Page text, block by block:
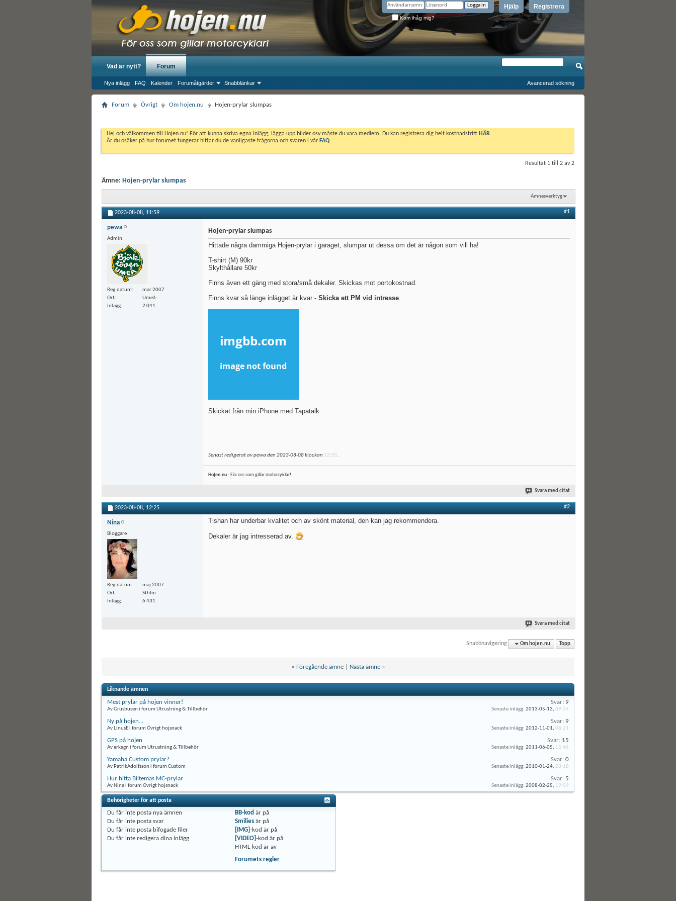
Registrera
Hjälp
Kom ihåg mig?
Vad är nytt? Forum
Nya inlägg FAQ Kalender Forumåtgärder Snabblänkar Avancerad sökning
Forum Övrigt Om hojen.nu Hojen-prylar slumpas
Hej och välkommen till Hojen.nu! För att kunna skriva egna inlägg, lägga upp bilder osv måste du vara medlem. Du kan registrera dig helt kostnadsfritt HÄR.
Är du osäker på hur forumet fungerar hittar du de vanligaste frågorna och svaren i vår FAQ
Resultat 1 till 2 av 2
Ämne: Hojen-prylar slumpas
Ämnesverktyg
2023-08-08, 11:59 #1
pewa
Admin
Reg.datum
mar 2007
Ort
Umeå
Inlägg
2 041
Hojen-prylar slumpas
Hittade några dammiga Hojen-prylar i garaget, slumpar ut dessa om det är någon som vill ha!
T-shirt (M) 90kr
Skylthållare 50kr
Finns även ett gäng med stora/små dekaler. Skickas mot portokostnad.
Finns kvar så länge inlägget är kvar - Skicka ett PM vid intresse.
Skickat från min iPhone med Tapatalk
Senast redigerat av pewa den 2023-08-08 klockan 12:05.
Hojen.nu- För oss som gillar motorcyklar!
Svara med citat
2023-08-08, 12:25 #2
Nina
Bloggare
Reg.datum
maj 2007
Ort
Sthlm
Inlägg
6 431
Tishan har underbar kvalitet och av skönt material, den kan jag rekommendera.
Dekaler är jag intresserad av.
Svara med citat
Snabbnavigering Om hojen.nu Topp
« Föregående ämne| Nästa ämne »
Liknande ämnen
Mest prylar på hojen vinner!
Av Grusbusen i forum Utrustning & Tillbehör
Svar: 9
Senaste inlägg: 2013-05-13, 09:24
Ny på hojen...
Av LinusE i forum Övrigt hojsnack
Svar: 9
Senaste inlägg: 2012-11-01, 08:21
GPS på hojen
Av erkagn i forum Utrustning & Tillbehör
Svar: 15
Senaste inlägg: 2011-06-05, 15:46
Yamaha Custom prylar?
Av PatrikAdolfsson i forum Custom
Svar: 0
Senaste inlägg: 2010-01-24, 23:18
Hur hitta Biltemas MC-prylar
Av Nina i forum Övrigt hojsnack
Svar: 5
Senaste inlägg: 2008-02-25, 19:59
Behörigheter för att posta
Du får inte posta nya ämnen
Du får inte posta svar
Du får inte posta bifogade filer
Du får inte redigera dina inlägg
BB-kod är på
Smilies är på
[IMG]-kod är på
[VIDEO]-kod är på
HTML-kod är av
Forumets regler